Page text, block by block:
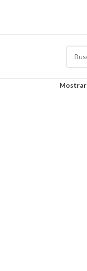
Mostrar